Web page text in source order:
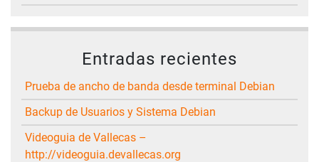
Entradas recientes
Prueba de ancho de banda desde terminal Debian
Backup de Usuarios y Sistema Debian
Videoguia de Vallecas –
http://videoguia.devallecas.org